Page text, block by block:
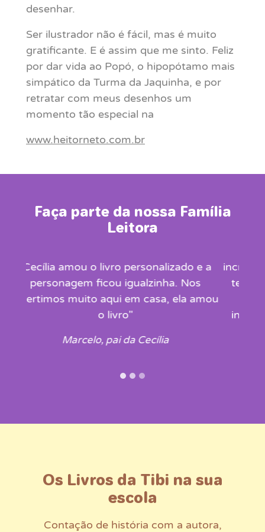
desenhar.
Ser ilustrador não é fácil, mas é muito
gratificante. E é assim que me sinto. Feliz
por dar vida ao Popó, o hipopótamo mais
simpático da Turma da Jaquinha, e por
retratar com meus desenhos um
momento tão especial na
www.heitorneto.com.br
Faça parte da nossa Família
Leitora
incrível! Na minha escola fizemos até um
teatro dele! É um grande aprendizado
para os dias de hoje e também um
incentivo às brincadeiras antigas para
Os Livros da Tibi na sua
escola
Contação de história com a autora,